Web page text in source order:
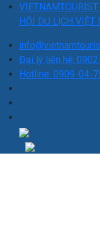
HỘI DU LỊCH VIỆT
Đại lý liên hệ:
Hotline: 0909-04-